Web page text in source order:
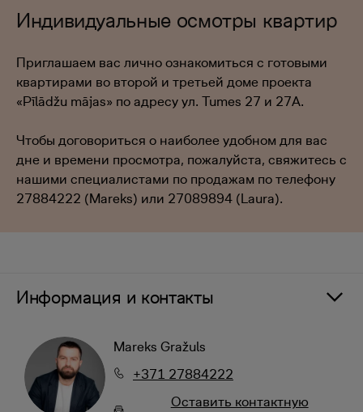
Индивидуальные осмотры квартир
Приглашаем вас лично ознакомиться с готовыми
квартирами во второй и третьей доме проекта
«Pīlādžu mājas» по адресу ул. Tumes 27 и 27A.
Чтобы договориться о наиболее удобном для вас
дне и времени просмотра, пожалуйста, свяжитесь с
нашими специалистами по продажам по телефону
27884222 (Mareks) или 27089894 (Laura).
Информация и контакты
Mareks Gražuls
+371 27884222
Oставить контактную